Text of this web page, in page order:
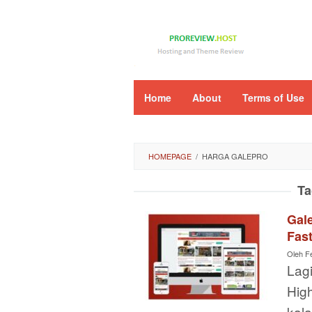
Home About Terms of Use
HOMEPAGE / HARGA GALEPRO
Oleh